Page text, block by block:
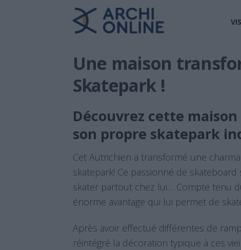
Une maison
Skatepark !
Découvrez cette
son propre skatepark
Cet Autrichien a transformé une
skatepark! Ce passionné de
skater partout chez lui… Compte tenu
énorme avantage qui lui permet de
Après avoir effectué différentes de
réintégré la décoration typique à ces